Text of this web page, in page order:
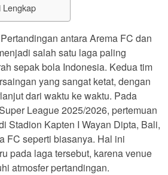
Lengkap
Pertandingan antara Arema FC dan
salah satu laga paling
sepak bola Indonesia. Kedua tim
yang sangat ketat, dengan
dari waktu ke waktu. Pada
League 2025/2026, pertemuan
Stadion Kapten I Wayan Dipta, Bali,
FC seperti biasanya. Hal ini
pada laga tersebut, karena venue
atmosfer pertandingan.